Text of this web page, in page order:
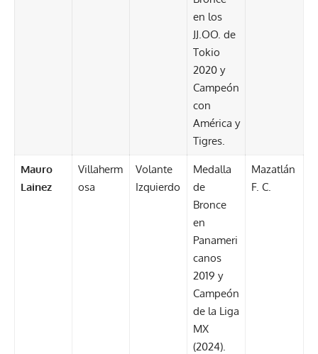
en los
JJ.OO. de
Tokio
2020 y
Campeón
con
América y
Tigres.
Mauro
Lainez
Villaherm
osa
Volante
Izquierdo
Medalla
de
Bronce
en
Panameri
canos
2019 y
Campeón
de la Liga
MX
(2024).
Mazatlán
F. C.